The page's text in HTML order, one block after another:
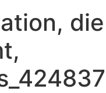
die